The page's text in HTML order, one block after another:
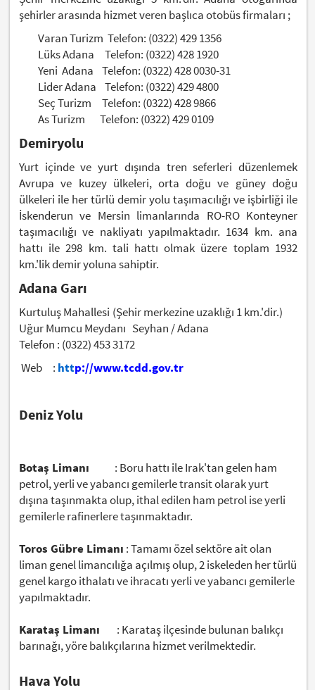
şehirler arasında hizmet veren başlıca otobüs firmaları ;
Varan Turizm Telefon: (0322) 429 1356
Lüks Adana Telefon: (0322) 428 1920
Yeni Adana Telefon: (0322) 428 0030-31
Lider Adana Telefon: (0322) 429 4800
Seç Turizm Telefon: (0322) 428 9866
As Turizm Telefon: (0322) 429 0109
Demiryolu
Yurt içinde ve yurt dışında tren seferleri düzenlemek
Avrupa ve kuzey ülkeleri, orta doğu ve güney doğu
ülkeleri ile her türlü demir yolu taşımacılığı ve işbirliği ile
İskenderun ve Mersin limanlarında RO-RO Konteyner
taşımacılığı ve nakliyatı yapılmaktadır. 1634 km. ana
hattı ile 298 km. tali hattı olmak üzere toplam 1932
km.'lik demir yoluna sahiptir.
Adana Garı
Kurtuluş Mahallesi (Şehir merkezine uzaklığı 1 km.'dir.)
Uğur Mumcu Meydanı Seyhan / Adana
Telefon : (0322) 453 3172
Web : http://www.tcdd.gov.tr
Deniz Yolu
Botaş Limanı : Boru hattı ile Irak'tan gelen ham
petrol, yerli ve yabancı gemilerle transit olarak yurt
dışına taşınmakta olup, ithal edilen ham petrol ise yerli
gemilerle rafinerlere taşınmaktadır.
Toros Gübre Limanı : Tamamı özel sektöre ait olan
liman genel limancılığa açılmış olup, 2 iskeleden her türlü
genel kargo ithalatı ve ihracatı yerli ve yabancı gemilerle
yapılmaktadır.
Karataş Limanı : Karataş ilçesinde bulunan balıkçı
barınağı, yöre balıkçılarına hizmet verilmektedir.
Hava Yolu